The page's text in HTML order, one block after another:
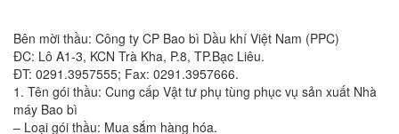
Bên mời thầu: Công ty CP Bao bì Dầu khí Việt Nam (PPC)
ĐC: Lô A1-3, KCN Trà Kha, P.8, TP.Bạc Liêu.
ĐT: 0291.3957555; Fax: 0291.3957666.
1. Tên gói thầu: Cung cấp Vật tư phụ tùng phục vụ sản xuất Nhà
máy Bao bì
– Loại gói thầu: Mua sắm hàng hóa.